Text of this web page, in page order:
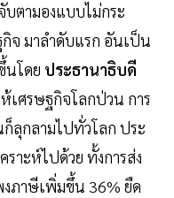
บตามองแบบไม่กระ
จ มาลำดับแรก อันเป็น
นโดย ประธานาธิบดี
เศรษฐกิจโลกป่วน การ
ก็ลุกลามไปทั่วโลก ประ
าะห์ไปด้วย ทั้งการส่ง
ภาษีเพิ่มขึ้น 36% ยืด